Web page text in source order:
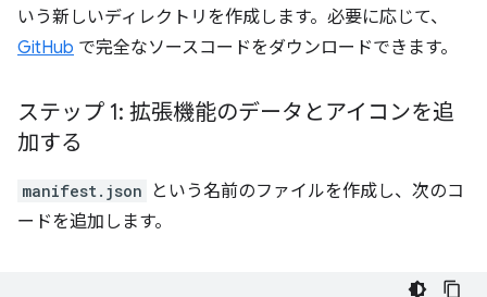
いう新しいディレクトリを作成します。必要に応じて、
GitHub で完全なソースコードをダウンロードできます。
ステップ 1: 拡張機能のデータとアイコンを追
加する
manifest.json
という名前のファイルを作成し、次のコ
ードを追加します。